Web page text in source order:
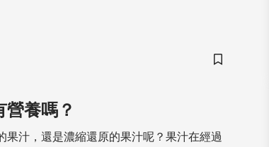
儲存書籤
養嗎？
果汁，還是濃縮還原的果汁呢？果汁在經過